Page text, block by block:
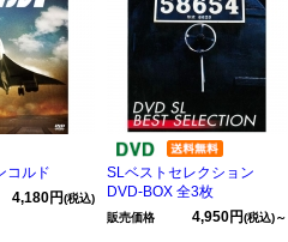
コルド
4,180円(税込)
SLベストセレクション
DVD-BOX 全3枚
販売価格 4,950円(税込)～